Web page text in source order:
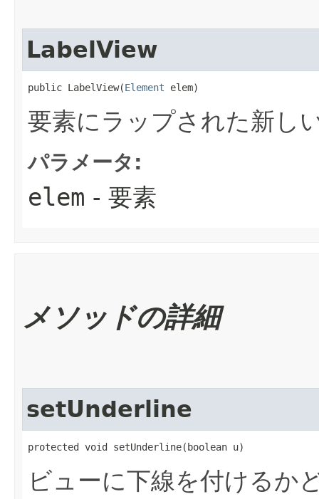
LabelView
public LabelView​(Element elem)
要素にラップされた新し
パラメータ:
elem - 要素
メソッドの詳細
setUnderline
protected void setUnderline​(boolean u)
ビューに下線を付けるか